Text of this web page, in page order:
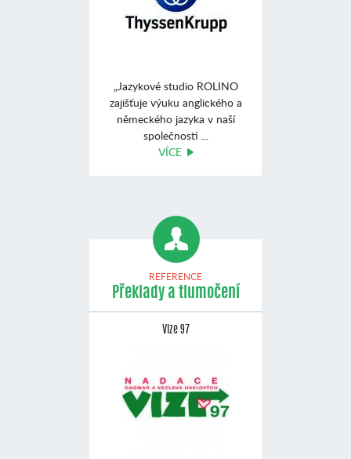
„Jazykové studio ROLINO
zajišťuje výuku anglického a
německého jazyka v naší
společnosti ...
VÍCE
REFERENCE
Překlady a tlumočení
Vize 97